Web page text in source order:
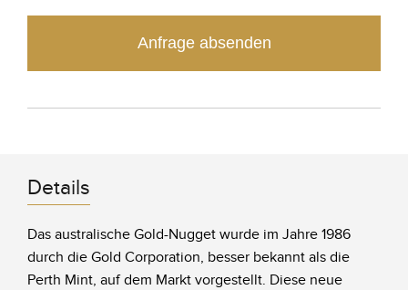
Anfrage absenden
Details
Das australische Gold-Nugget wurde im Jahre 1986
durch die Gold Corporation, besser bekannt als die
Perth Mint, auf dem Markt vorgestellt. Diese neue